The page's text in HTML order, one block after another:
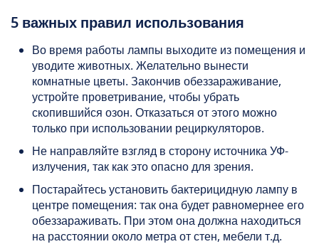
5 важных правил использования
Во время работы лампы выходите из помещения и
уводите животных. Желательно вынести
комнатные цветы. Закончив обеззараживание,
устройте проветривание, чтобы убрать
скопившийся озон. Отказаться от этого можно
только при использовании рециркуляторов.
Не направляйте взгляд в сторону источника УФ-
излучения, так как это опасно для зрения.
Постарайтесь установить бактерицидную лампу в
центре помещения: так она будет равномернее его
обеззараживать. При этом она должна находиться
на расстоянии около метра от стен, мебели т.д.